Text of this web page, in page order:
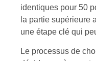
identiques pour 50
la partie supérieure
une étape clé qui
Le processus de